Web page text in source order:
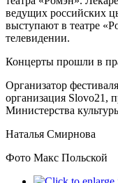
ведущих российских
выступают в театре
телевидении.
Концерты прошли в
Организатор
организация Slovo21,
Министерства
Наталья Смирнова
Фото Макс Польской